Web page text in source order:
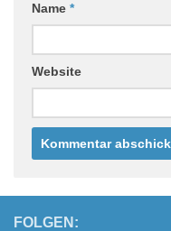
Name *
Website
FOLGEN: